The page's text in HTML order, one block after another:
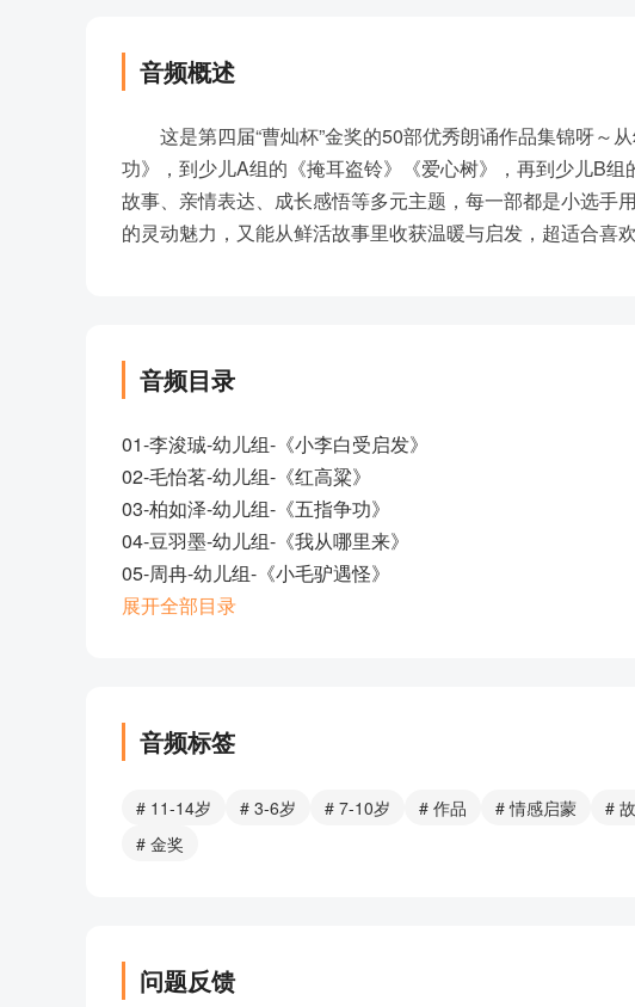
音频概述
这是第四届“曹灿杯”金奖的50部优秀朗诵作品集锦呀～
功》，到少儿A组的《掩耳盗铃》《爱心树》，再到少儿B
故事、亲情表达、成长感悟等多元主题，每一部都是小选手
的灵动魅力，又能从鲜活故事里收获温暖与启发，超适合喜
音频目录
01-李浚珹-幼儿组-《小李白受启发》
02-毛怡茗-幼儿组-《红高粱》
03-柏如泽-幼儿组-《五指争功》
04-豆羽墨-幼儿组-《我从哪里来》
05-周冉-幼儿组-《小毛驴遇怪》
07-刘瑾熙-幼儿组-《苍蝇找尾巴》
13-邵品宁-少儿A组-《魔语瓶》
14-陈胤汐-少儿A组-《我看见了大海》
15-李佳钰-少儿A组-《恶作剧先生》
16-刘彦君-少儿A组-《掩耳盗铃》
21-陈思彤-少儿A组-《青蛙卖泥塘》
22-耿晗宁-少儿A组-《爸爸妈妈请别阻拦》
展开全部目录
音频标签
# 11-14岁 # 3-6岁 # 7-10岁 # 作品 # 情感启蒙 #
# 金奖
问题反馈